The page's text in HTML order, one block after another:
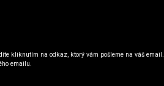
kliknutím na odkaz, ktorý vám pošleme na váš email.
emailu.